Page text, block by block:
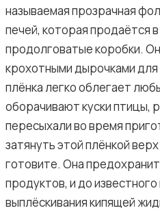
называемая прозрачная
печей, которая продаётся
продолговатые коробки.
крохотными дырочками
плёнка легко облегает
оборачивают куски птицы,
пересыхали во время
затянуть этой плёнкой
готовите. Она
продуктов, и до
выплёскивания кипящей